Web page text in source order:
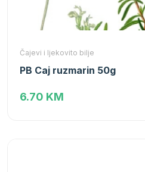
Čajevi i ljekovito bilje
PB Caj ruzmarin 50g
6.70 KM